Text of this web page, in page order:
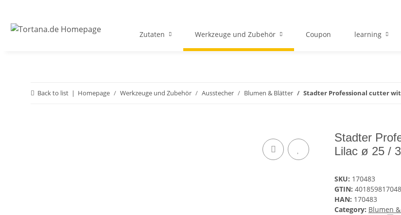
Zutaten Werkzeuge und Zubehör Coupon learning
Back to list Homepage Werkzeuge und Zubehör Ausstecher Blumen & Blätter Stadter Professional cutter
Stadter
Lilac ø 25 /
SKU: 170483
GTIN:
HAN: 170483
Category: Blumen